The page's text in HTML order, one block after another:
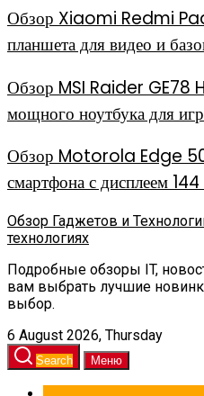
Обзор Xiaomi Redmi Pad
планшета для видео и
Обзор MSI Raider GE78
мощного ноутбука для игр
Обзор Motorola Edge
смартфона с дисплеем
Обзор Гаджетов и
технологиях
Подробные обзоры IT,
вам выбрать лучшие
выбор.
6 August 2026, Thursday
Search Меню